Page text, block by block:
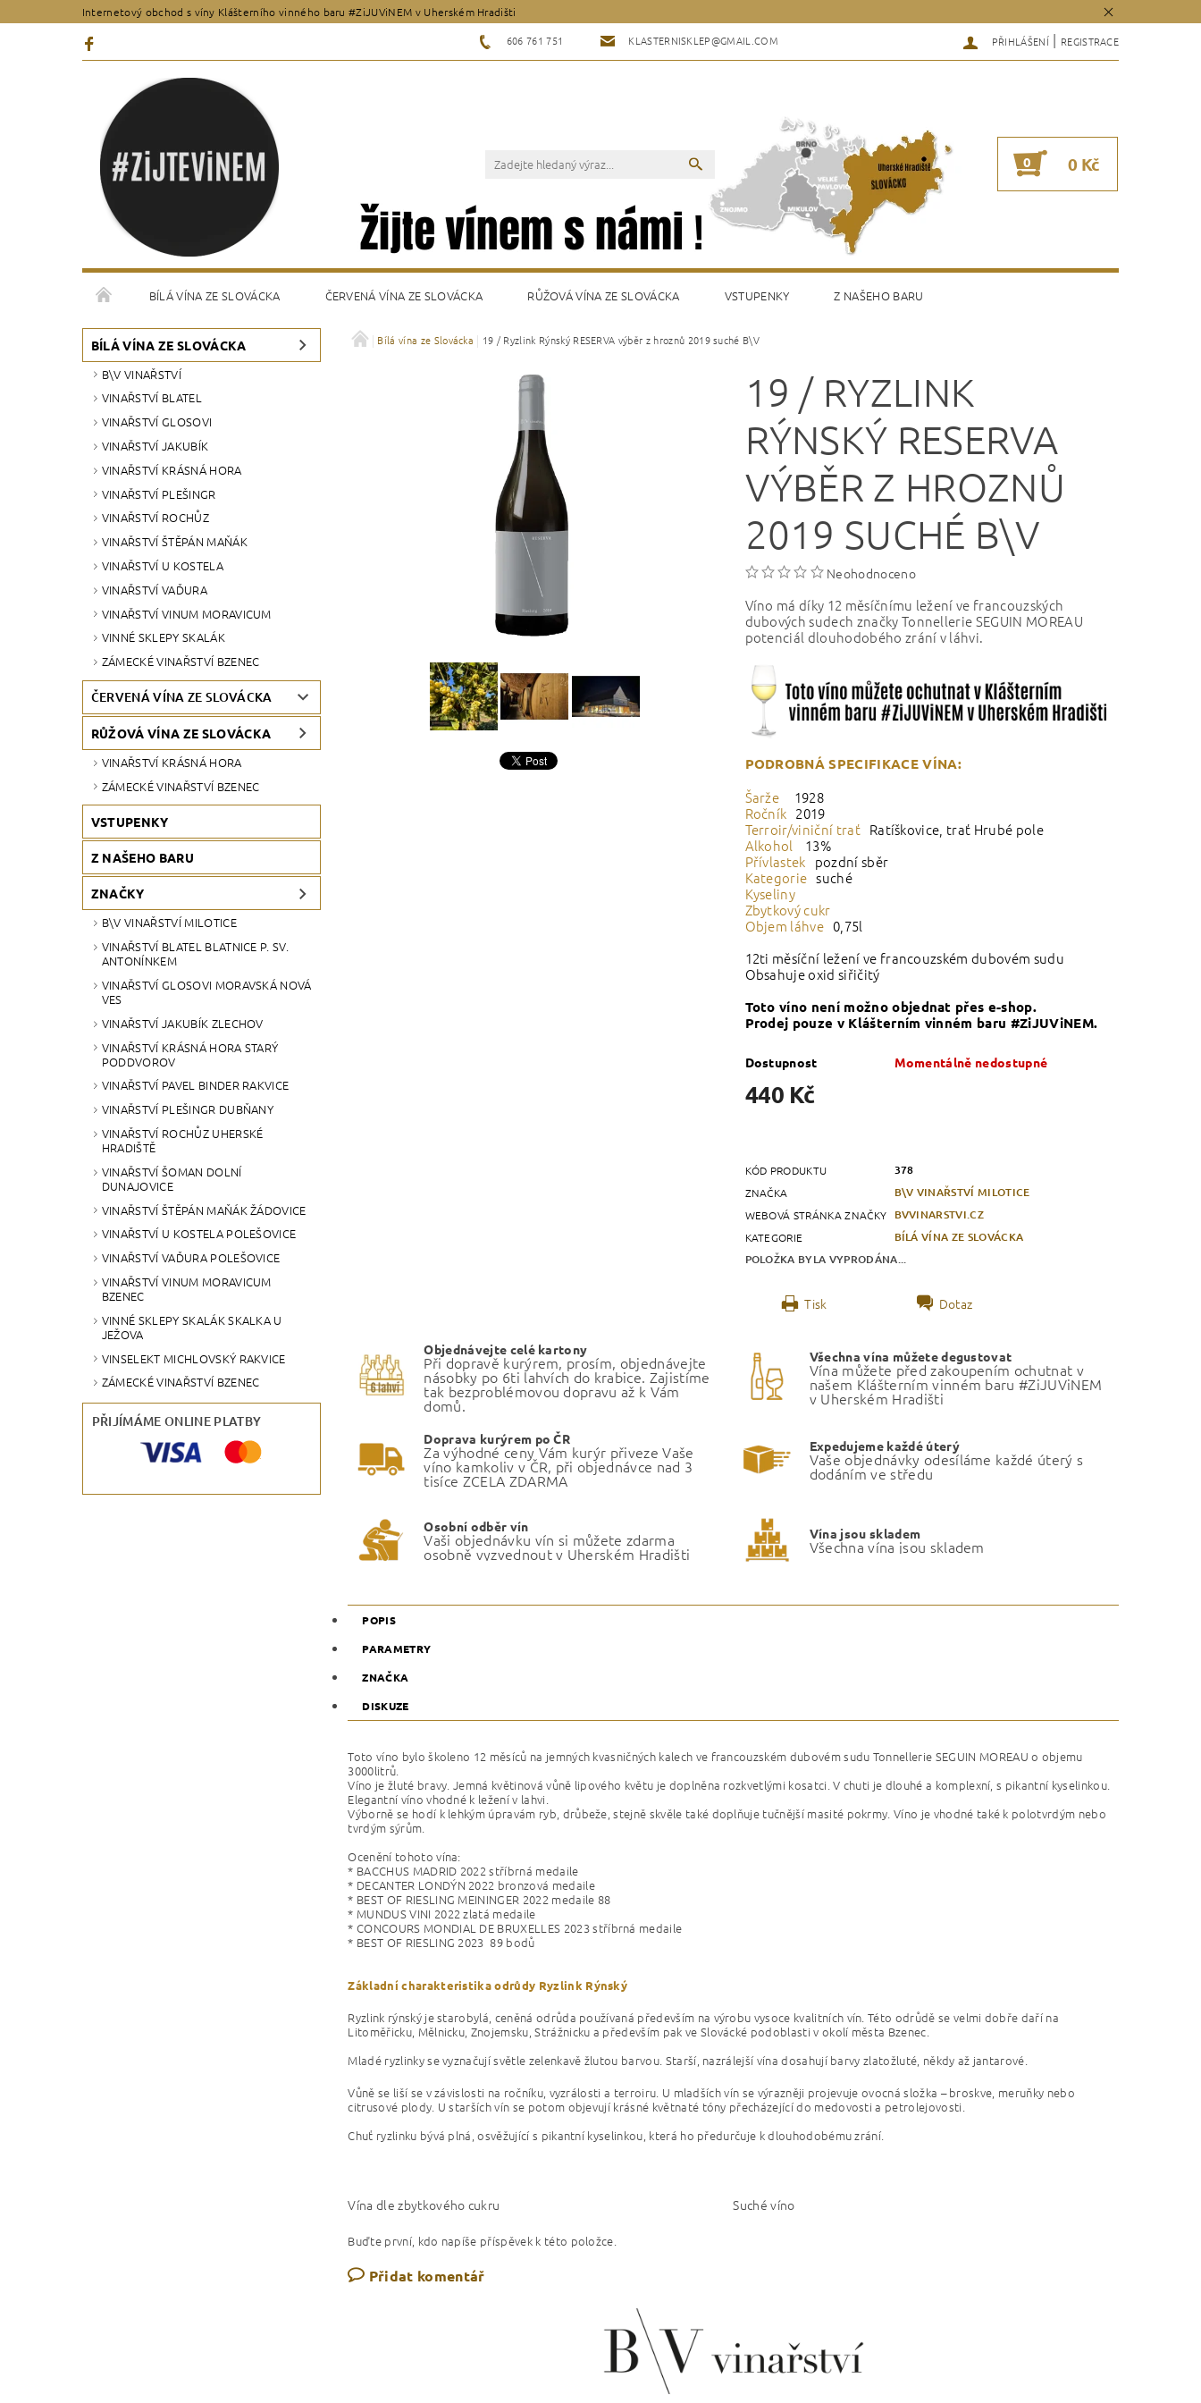
Internetový obchod s víny Klášterního vinného baru #ZiJUViNEM v Uherském Hradišti
606 761 751 KLASTERNISKLEP@GMAIL.COM PŘIHLÁŠENÍ | REGISTRACE
0 0 Kč
BÍLÁ VÍNA ZE SLOVÁCKA ČERVENÁ VÍNA ZE SLOVÁCKA RŮŽOVÁ VÍNA ZE SLOVÁCKA VSTUPENKY Z NAŠEHO BARU
VŠEOBECNÉ OBCHODNÍ PODMÍNKY KONTAKTY
BÍLÁ VÍNA ZE SLOVÁCKA
B\V VINAŘSTVÍ
VINAŘSTVÍ BLATEL
VINAŘSTVÍ GLOSOVI
VINAŘSTVÍ JAKUBÍK
VINAŘSTVÍ KRÁSNÁ HORA
VINAŘSTVÍ PLEŠINGR
VINAŘSTVÍ ROCHŮZ
VINAŘSTVÍ ŠTĚPÁN MAŇÁK
VINAŘSTVÍ U KOSTELA
VINAŘSTVÍ VAĎURA
VINAŘSTVÍ VINUM MORAVICUM
VINNÉ SKLEPY SKALÁK
ZÁMECKÉ VINAŘSTVÍ BZENEC
ČERVENÁ VÍNA ZE SLOVÁCKA
RŮŽOVÁ VÍNA ZE SLOVÁCKA
VINAŘSTVÍ KRÁSNÁ HORA
ZÁMECKÉ VINAŘSTVÍ BZENEC
VSTUPENKY
Z NAŠEHO BARU
ZNAČKY
B\V VINAŘSTVÍ MILOTICE
VINAŘSTVÍ BLATEL BLATNICE P. SV.
ANTONÍNKEM
VINAŘSTVÍ GLOSOVI MORAVSKÁ NOVÁ
VES
VINAŘSTVÍ JAKUBÍK ZLECHOV
VINAŘSTVÍ KRÁSNÁ HORA STARÝ
PODDVOROV
VINAŘSTVÍ PAVEL BINDER RAKVICE
VINAŘSTVÍ PLEŠINGR DUBŇANY
VINAŘSTVÍ ROCHŮZ UHERSKÉ
HRADIŠTĚ
VINAŘSTVÍ ŠOMAN DOLNÍ
DUNAJOVICE
VINAŘSTVÍ ŠTĚPÁN MAŇÁK ŽÁDOVICE
VINAŘSTVÍ U KOSTELA POLEŠOVICE
VINAŘSTVÍ VAĎURA POLEŠOVICE
VINAŘSTVÍ VINUM MORAVICUM
BZENEC
VINNÉ SKLEPY SKALÁK SKALKA U
JEŽOVA
VINSELEKT MICHLOVSKÝ RAKVICE
ZÁMECKÉ VINAŘSTVÍ BZENEC
PŘIJÍMÁME ONLINE PLATBY
Bílá vína ze Slovácka 19 / Ryzlink Rýnský RESERVA výběr z hroznů 2019 suché B\V
19 / RYZLINK
RÝNSKÝ RESERVA
VÝBĚR Z HROZNŮ
2019 SUCHÉ B\V
Neohodnoceno
Víno má díky 12 měsíčnímu ležení ve francouzských
dubových sudech značky Tonnellerie SEGUIN MOREAU
potenciál dlouhodobého zrání v láhvi.
PODROBNÁ SPECIFIKACE VÍNA:
Šarže 1928
Ročník 2019
Terroir/viniční trať Ratíškovice, trať Hrubé pole
Alkohol
13%
Přívlastek pozdní sběr
Kategorie suché
Kyseliny
Zbytkový cukr
Objem láhve 0,75l
12ti měsíční ležení ve francouzském dubovém sudu
Obsahuje oxid siřičitý
Toto víno není možno objednat přes e-shop.
Prodej pouze v Klášterním vinném baru #ZiJUViNEM.
Dostupnost Momentálně nedostupné
440 Kč
KÓD PRODUKTU 378
ZNAČKA B\V VINAŘSTVÍ MILOTICE
WEBOVÁ STRÁNKA ZNAČKY BVVINARSTVI.CZ
KATEGORIE
BÍLÁ VÍNA ZE SLOVÁCKA
POLOŽKA BYLA VYPRODÁNA...
Tisk Dotaz
Objednávejte celé kartony
Při dopravě kurýrem, prosím, objednávejte
násobky po 6ti lahvích do krabice. Zajistíme
tak bezproblémovou dopravu až k Vám
domů.
Všechna vína můžete degustovat
Vína můžete před zakoupením ochutnat v
našem Klášterním vinném baru #ZiJUViNEM
v Uherském Hradišti
Doprava kurýrem po ČR
Za výhodné ceny Vám kurýr přiveze Vaše
víno kamkoliv v ČR, při objednávce nad 3
tisíce ZCELA ZDARMA
Expedujeme každé úterý
Vaše objednávky odesíláme každé úterý s
dodáním ve středu
Osobní odběr vín
Vaši objednávku vín si můžete zdarma
osobně vyzvednout v Uherském Hradišti
Vína jsou skladem
Všechna vína jsou skladem
POPIS
PARAMETRY
ZNAČKA
DISKUZE
Toto víno bylo školeno 12 měsíců na jemných kvasničných kalech ve francouzském dubovém sudu Tonnellerie SEGUIN MOREAU o objemu
3000litrů.
Víno je žluté bravy. Jemná květinová vůně lipového květu je doplněna rozkvetlými kosatci. V chuti je dlouhé a komplexní, s pikantní kyselinkou.
Elegantní víno vhodné k ležení v lahvi.
Výborně se hodí k lehkým úpravám ryb, drůbeže, stejně skvěle také doplňuje tučnější masité pokrmy. Víno je vhodné také k polotvrdým nebo
tvrdým sýrům.
Ocenění tohoto vína:
* BACCHUS MADRID 2022 stříbrná medaile
* DECANTER LONDÝN 2022 bronzová medaile
* BEST OF RIESLING MEININGER 2022 medaile 88
* MUNDUS VINI 2022 zlatá medaile
* CONCOURS MONDIAL DE BRUXELLES 2023 stříbrná medaile
* BEST OF RIESLING 2023 89 bodů
Základní charakteristika odrůdy Ryzlink Rýnský
Ryzlink rýnský je starobylá, ceněná odrůda používaná především na výrobu vysoce kvalitních vín. Této odrůdě se velmi dobře daří na
Litoměřicku, Mělnicku, Znojemsku, Strážnicku a především pak ve Slovácké podoblasti v okolí města Bzenec.
Mladé ryzlinky se vyznačují světle zelenkavě žlutou barvou. Starší, nazrálejší vína dosahují barvy zlatožluté, někdy až jantarové.
Vůně se liší se v závislosti na ročníku, vyzrálosti a terroiru. U mladších vín se výrazněji projevuje ovocná složka – broskve, meruňky nebo
citrusové plody. U starších vín se potom objevují krásné květnaté tóny přecházející do medovosti a petrolejovosti.
Chuť ryzlinku bývá plná, osvěžující s pikantní kyselinkou, která ho předurčuje k dlouhodobému zrání.
Vína dle zbytkového cukru Suché víno
Buďte první, kdo napíše příspěvek k této položce.
Přidat komentář